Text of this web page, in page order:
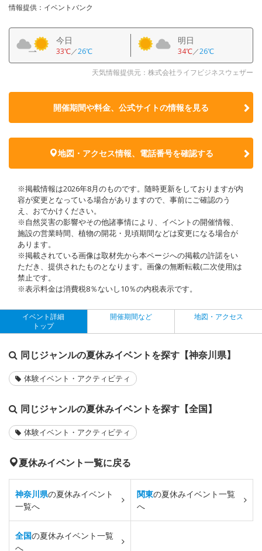
情報提供：イベントバンク
今日
33℃／26℃
明日
34℃／26℃
天気情報提供元：株式会社ライフビジネスウェザー
開催期間や料金、公式サイトの情報を見る
地図・アクセス情報、電話番号を確認する
※掲載情報は2026年8月のものです。随時更新をしておりますが内
容が変更となっている場合がありますので、事前にご確認のう
え、おでかけください。
※自然災害の影響やその他諸事情により、イベントの開催情報、
施設の営業時間、植物の開花・見頃期間などは変更になる場合が
あります。
※掲載されている画像は取材先から本ページへの掲載の許諾をい
ただき、提供されたものとなります。画像の無断転載(二次使用)は
禁止です。
※表示料金は消費税8％ないし10％の内税表示です。
イベント詳細
トップ
開催期間など 地図・アクセス
同じジャンルの夏休みイベントを探す【神奈川県】
体験イベント・アクティビティ
同じジャンルの夏休みイベントを探す【全国】
体験イベント・アクティビティ
夏休みイベント一覧に戻る
神奈川県の夏休みイベント
一覧へ
関東の夏休みイベント一覧
へ
全国の夏休みイベント一覧
へ